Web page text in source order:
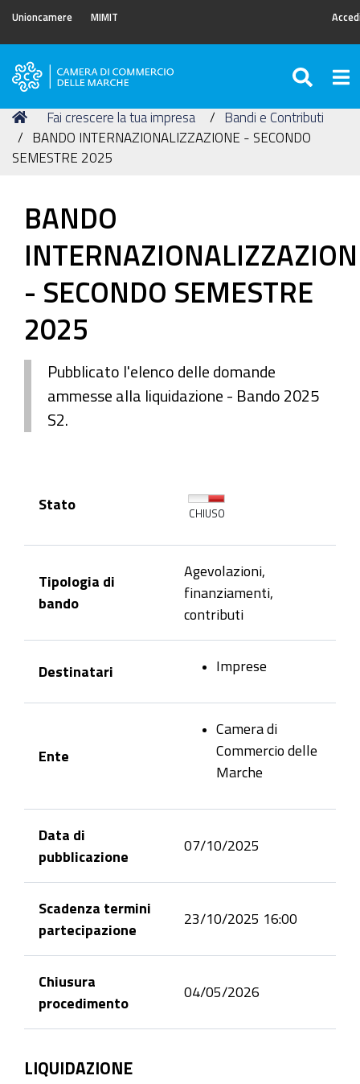
Unioncamere MIMIT
Camera
Commercio
delle
Marche
Tu
sei
qui:
Home
Fai crescere la tua impresa
Bandi e Contributi
BANDO INTERNAZIONALIZZAZIONE - SECONDO
SEMESTRE 2025
BANDO
- SECONDO SEMESTRE
2025
Pubblicato l'elenco delle domande
ammesse alla liquidazione - Bando 2025
S2.
Stato
CHIUSO
Tipologia di
bando
Agevolazioni,
finanziamenti,
contributi
Destinatari Imprese
Ente
Camera di
Commercio delle
Marche
Data di
pubblicazione
07/10/2025
Scadenza termini
partecipazione
23/10/2025 16:00
Chiusura
procedimento
04/05/2026
LIQUIDAZIONE